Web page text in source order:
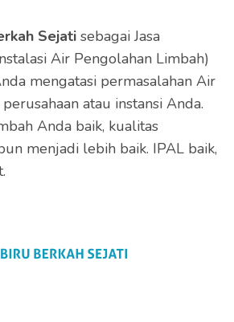
Sejati sebagai Jasa
Air Pengolahan Limbah)
mengatasi permasalahan Air
atau instansi Anda.
Anda baik, kualitas
menjadi lebih baik. IPAL baik,